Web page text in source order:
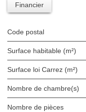
Financier
Code postal
Surface habitable (m²)
Surface loi Carrez (m²)
Nombre de chambre(s)
Nombre de pièces